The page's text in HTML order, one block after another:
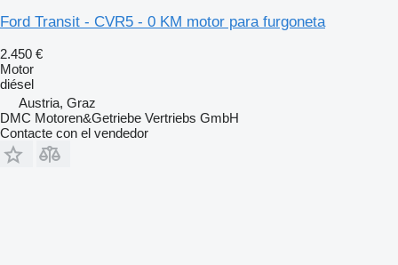
Ford Transit - CVR5 - 0 KM motor para furgoneta
2.450 €
Motor
diésel
Austria, Graz
DMC Motoren&Getriebe Vertriebs GmbH
Contacte con el vendedor